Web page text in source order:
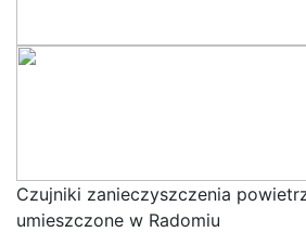
Czujniki zanieczyszczenia
umieszczone w Radomiu